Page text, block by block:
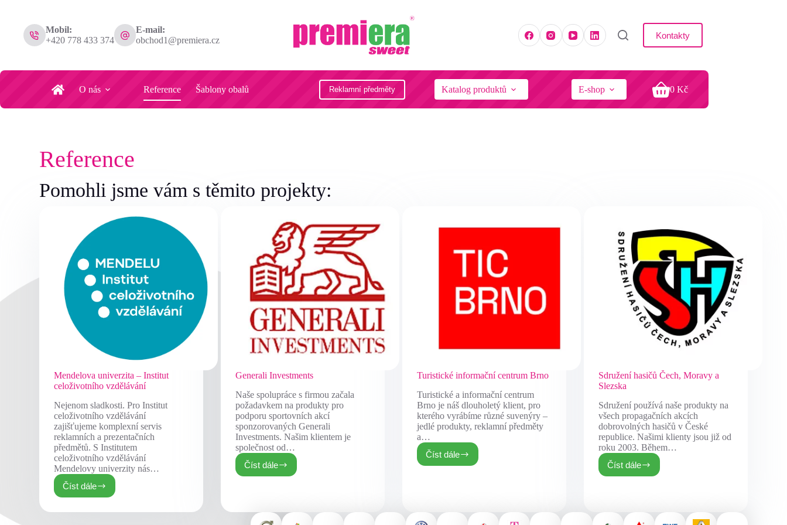
Mobil:
+420 778 433 374
E-mail:
obchod1@premiera.cz
Kontakty
O nás Reference Šablony obalů Reklamní předměty Katalog produktů E-shop 0 Kč
Reference
Pomohli jsme vám s těmito projekty:
Mendelova univerzita – Institut
celoživotního vzdělávání
Nejenom sladkosti. Pro Institut
celoživotního vzdělávání
zajišťujeme komplexní servis
reklamních a prezentačních
předmětů. S Institutem
celoživotního vzdělávání
Mendelovy univerzity nás…
Číst dále
Generali Investments
Naše spolupráce s firmou začala
požadavkem na produkty pro
podporu sportovních akcí
sponzorovaných Generali
Investments. Našim klientem je
společnost od…
Číst dále
Turistické informační centrum Brno
Turistické a informační centrum
Brno je náš dlouholetý klient, pro
kterého vyrábíme různé suvenýry –
jedlé produkty, reklamní předměty
a…
Číst dále
Sdružení hasičů Čech, Moravy a
Slezska
Sdružení používá naše produkty na
všech propagačních akcích
dobrovolných hasičů v České
republice. Našimi klienty jsou již od
roku 2003. Během…
Číst dále